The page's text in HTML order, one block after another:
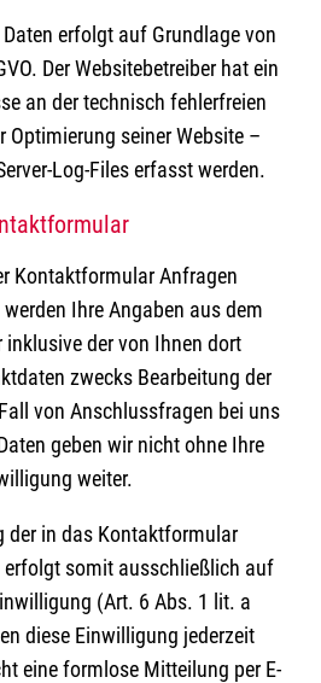
erfolgt auf Grundlage von
Der Websitebetreiber hat ein
an der technisch fehlerfreien
Optimierung seiner Website –
Log-Files erfasst werden.
Kontaktformular Anfragen
Ihre Angaben aus dem
der von Ihnen dort
zwecks Bearbeitung der
von Anschlussfragen bei uns
geben wir nicht ohne Ihre
weiter.
der in das Kontaktformular
erfolgt somit ausschließlich auf
(Art. 6 Abs. 1 lit. a
diese Einwilligung jederzeit
eine formlose Mitteilung per E-